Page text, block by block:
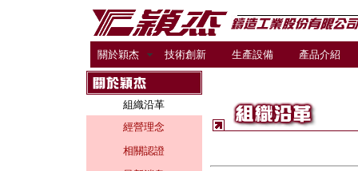
關於穎杰 技術創新 生產設備 產品介紹
組織沿革
經營理念
相關認證